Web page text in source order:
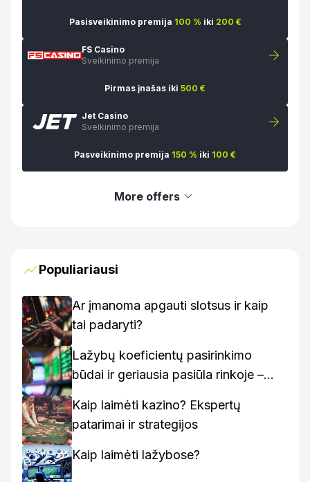
Pasisveikinimo premija 100 % iki 200 €
FS Casino
Sveikinimo premija
Pirmas įnašas iki 500 €
Jet Casino
Sveikinimo premija
Pasveikinimo premija 150 % iki 100 €
More offers
Populiariausi
Ar įmanoma apgauti slotsus ir kaip
tai padaryti?
Lažybų koeficientų pasirinkimo
būdai ir geriausia pasiūla rinkoje –
Kaip laimėti kazino? Ekspertų
patarimai ir strategijos
Kaip laimėti lažybose?